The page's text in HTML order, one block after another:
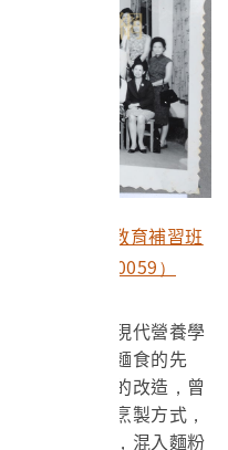
屆家庭生活教育補習班
）
用這些具有現代營養學
農村地區推廣麵食的先
動飲食生活的改造，曾
十餘種麵條烹製方式，
紅蘿蔔打成汁，混入麵粉